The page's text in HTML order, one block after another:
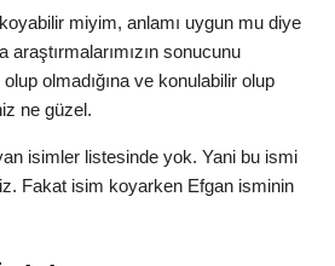
miyim, anlamı uygun mu diye
araştırmalarımızın sonucunu
olmadığına ve konulabilir olup
ne güzel.
isimler listesinde yok. Yani bu ismi
Fakat isim koyarken Efgan isminin